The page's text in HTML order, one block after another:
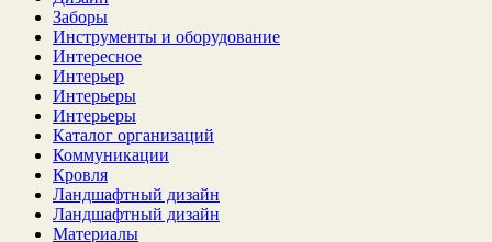
Заборы
Инструменты и оборудование
Интересное
Интерьер
Интерьеры
Интерьеры
Каталог организаций
Коммуникации
Кровля
Ландшафтный дизайн
Ландшафтный дизайн
Материалы